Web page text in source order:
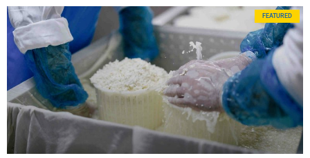
FEATURED